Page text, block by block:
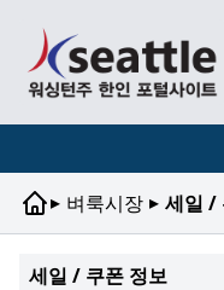
▸ 벼룩시장 ▸ 세일 /
세일 / 쿠폰 정보